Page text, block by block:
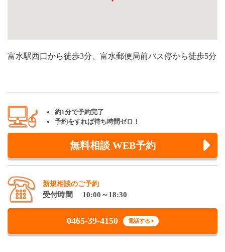
富水駅西口から徒歩3分、富水郵便局前バス停から徒歩5分
約1分で予約完了
予約をすれば待ち時間ゼロ！
無料相談 WEB予約
新規相談のご予約
受付時間 10:00～18:30
0465-39-4150 電話する